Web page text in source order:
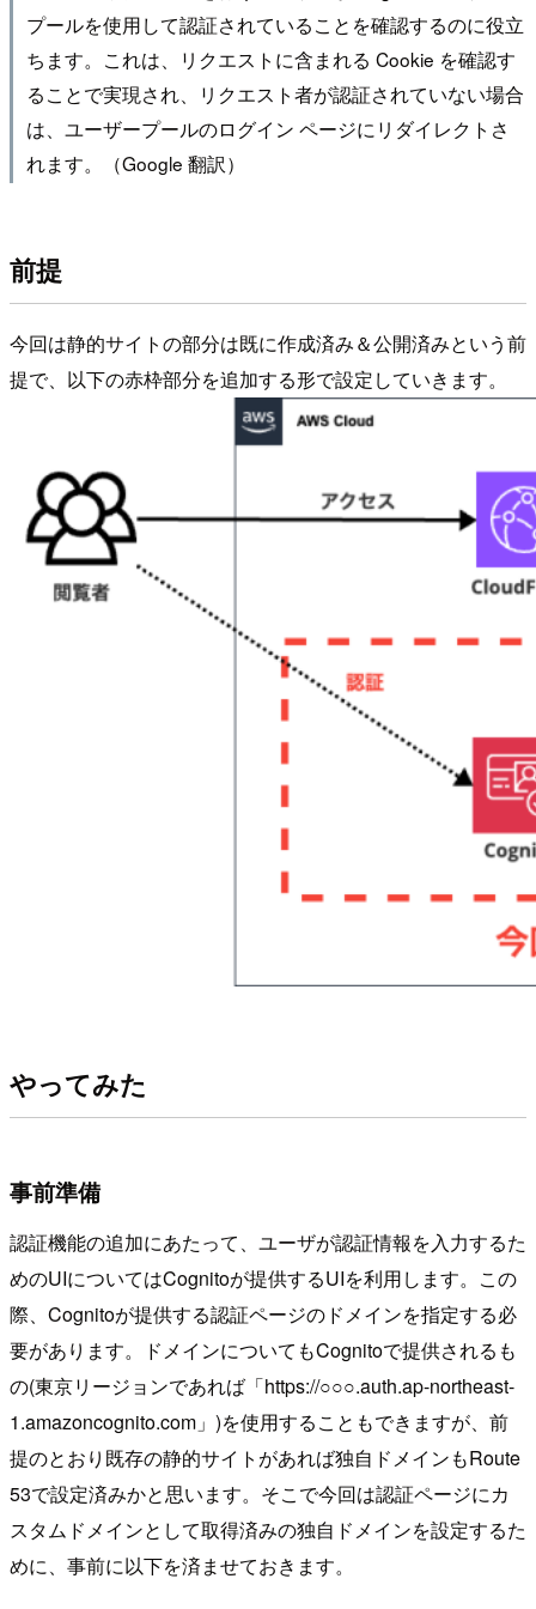
プールを使用して認証されていることを確認するのに役立
ちます。これは、リクエストに含まれる Cookie を確認す
ることで実現され、リクエスト者が認証されていない場合
は、ユーザープールのログイン ページにリダイレクトさ
れます。（Google 翻訳）
前提
今回は静的サイトの部分は既に作成済み＆公開済みという前
提で、以下の赤枠部分を追加する形で設定していきます。
やってみた
事前準備
認証機能の追加にあたって、ユーザが認証情報を入力するた
めのUIについてはCognitoが提供するUIを利用します。この
際、Cognitoが提供する認証ページのドメインを指定する必
要があります。ドメインについてもCognitoで提供されるも
の(東京リージョンであれば「https://○○○.auth.ap-northeast-
1.amazoncognito.com」)を使用することもできますが、前
提のとおり既存の静的サイトがあれば独自ドメインもRoute
53で設定済みかと思います。そこで今回は認証ページにカ
スタムドメインとして取得済みの独自ドメインを設定するた
めに、事前に以下を済ませておきます。